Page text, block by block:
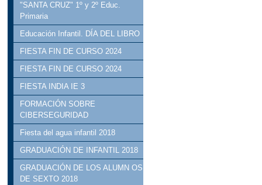
"SANTA CRUZ" 1º y 2º Educ.
Primaria
Educación Infantil. DÍA DEL LIBRO
FIESTA FIN DE CURSO 2024
FIESTA FIN DE CURSO 2024
FIESTA INDIA IE 3
FORMACIÓN SOBRE
CIBERSEGURIDAD
Fiesta del agua infantil 2018
GRADUACIÓN DE INFANTIL 2018
GRADUACIÓN DE LOS ALUMN OS
DE SEXTO 2018